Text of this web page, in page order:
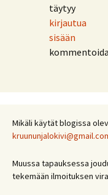
täytyy
kirjautua
sisään
Mikäli käytät blogissa
Muussa tapauksessa
tekemään ilmoituksen